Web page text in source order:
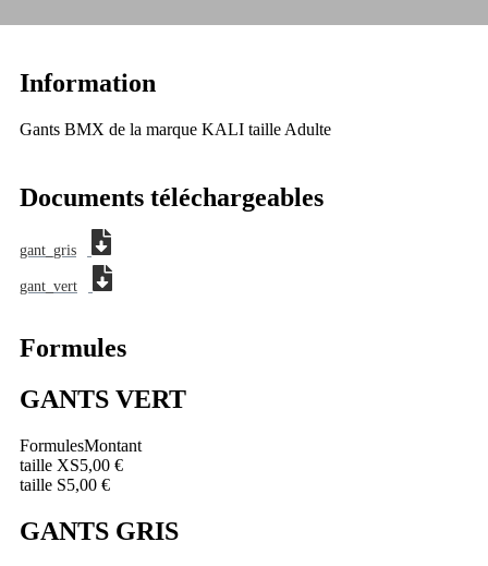
Information
Gants BMX de la marque KALI taille Adulte
Documents téléchargeables
gant_gris
gant_vert
Formules
GANTS VERT
FormulesMontant
taille XS5,00 €
taille S5,00 €
GANTS GRIS